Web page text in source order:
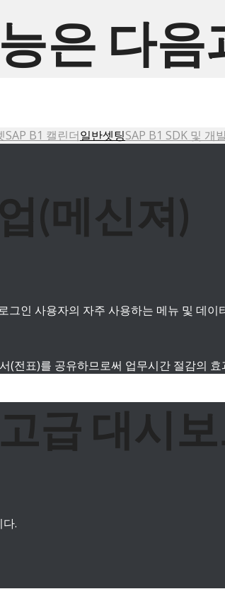
은 다음
SAP B1 캘린더일반셋팅SAP B1 SDK 및 개
(메신져)
인 사용자의 자주 사용하는 메뉴 및 데
전표)를 공유하므로써 업무시간 절감의 효
급 대시
.